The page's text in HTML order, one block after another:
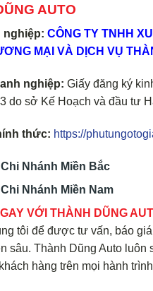
AUTO
nghiệp: CÔNG TY TNHH
MẠI VÀ DỊCH VỤ
nghiệp: Giấy đăng ký
do sở Kế Hoạch và đầu tư
thức: https://
Nhánh Miền Bắc
Nhánh Miền Nam
VỚI THÀNH DŨNG
tôi để được tư vấn, báo
sâu. Thành Dũng Auto luôn
hàng trên mọi hành